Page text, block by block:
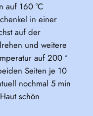
auf 160 °C
in einer
auf der
und weitere
auf 200 °
Seiten je 10
nochmal 5 min
schön